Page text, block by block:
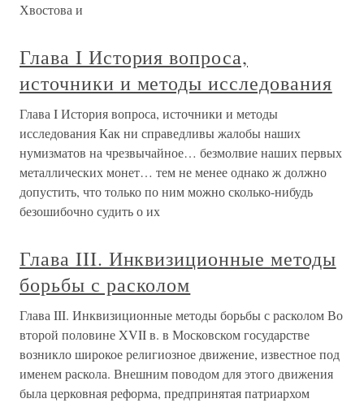
Хвостова и
Глава I История вопроса,
источники и методы исследования
Глава I История вопроса, источники и методы
исследования Как ни справедливы жалобы наших
нумизматов на чрезвычайное… безмолвие наших первых
металлических монет… тем не менее однако ж должно
допустить, что только по ним можно сколько-нибудь
безошибочно судить о их
Глава III. Инквизиционные методы
борьбы с расколом
Глава III. Инквизиционные методы борьбы с расколом Во
второй половине XVII в. в Московском государстве
возникло широкое религиозное движение, известное под
именем раскола. Внешним поводом для этого движения
была церковная реформа, предпринятая патриархом